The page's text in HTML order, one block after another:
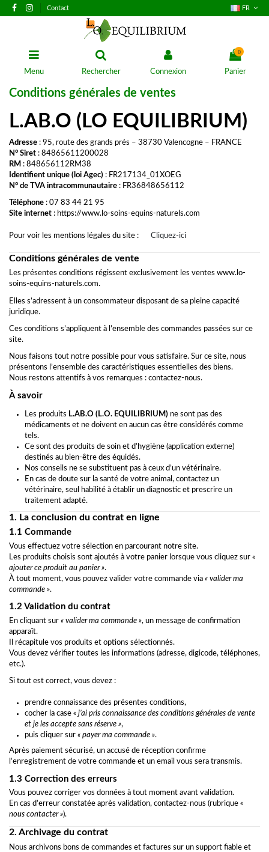
Contact FR
Menu Rechercher Connexion
0
Panier
Conditions générales de ventes
L.AB.O (LO EQUILIBRIUM)
Adresse : 95, route des grands prés – 38730 Valencogne – FRANCE
N° Siret : 84865611200028
RM : 848656112RM38
Identifient unique (loi Agec) : FR217134_01XOEG
N° de TVA intracommunautaire : FR36848656112
Téléphone : 07 83 44 21 95
Site internet : https://www.lo-soins-equins-naturels.com
Pour voir les mentions légales du site : Cliquez-ici
Conditions générales de vente
Les présentes conditions régissent exclusivement les ventes www.lo-
soins-equins-naturels.com.
Elles s’adressent à un consommateur disposant de sa pleine capacité
juridique.
Ces conditions s’appliquent à l’ensemble des commandes passées sur ce
site.
Nous faisons tout notre possible pour vous satisfaire. Sur ce site, nous
présentons l’ensemble des caractéristiques essentielles des biens.
Nous restons attentifs à vos remarques : contactez-nous.
À savoir
Les produits L.AB.O (L.O. EQUILIBRIUM) ne sont pas des
médicaments et ne doivent en aucun cas être considérés comme
tels.
Ce sont des produits de soin et d’hygiène (application externe)
destinés au bien-être des équidés.
Nos conseils ne se substituent pas à ceux d’un vétérinaire.
En cas de doute sur la santé de votre animal, contactez un
vétérinaire, seul habilité à établir un diagnostic et prescrire un
traitement adapté.
1. La conclusion du contrat en ligne
1.1 Commande
Vous effectuez votre sélection en parcourant notre site.
Les produits choisis sont ajoutés à votre panier lorsque vous cliquez sur «
ajouter ce produit au panier ».
À tout moment, vous pouvez valider votre commande via « valider ma
commande ».
1.2 Validation du contrat
En cliquant sur « valider ma commande », un message de confirmation
apparaît.
Il récapitule vos produits et options sélectionnés.
Vous devez vérifier toutes les informations (adresse, digicode, téléphones,
etc.).
Si tout est correct, vous devez :
prendre connaissance des présentes conditions,
cocher la case « j’ai pris connaissance des conditions générales de vente
et je les accepte sans réserve »,
puis cliquer sur « payer ma commande ».
Après paiement sécurisé, un accusé de réception confirme
l’enregistrement de votre commande et un email vous sera transmis.
1.3 Correction des erreurs
Vous pouvez corriger vos données à tout moment avant validation.
En cas d’erreur constatée après validation, contactez-nous (rubrique «
nous contacter »).
2. Archivage du contrat
Nous archivons bons de commandes et factures sur un support fiable et